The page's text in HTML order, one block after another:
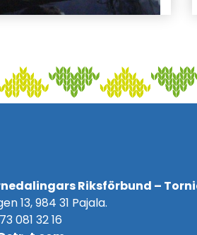
Riksförbund –
13, 984 31 Pajala.
081 32 16